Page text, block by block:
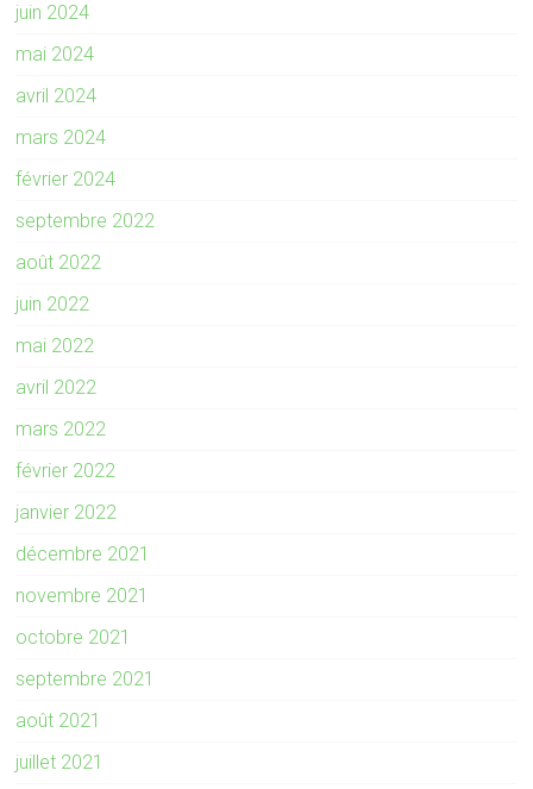
juin 2024
mai 2024
avril 2024
mars 2024
février 2024
septembre 2022
août 2022
juin 2022
mai 2022
avril 2022
mars 2022
février 2022
janvier 2022
décembre 2021
novembre 2021
octobre 2021
septembre 2021
août 2021
juillet 2021